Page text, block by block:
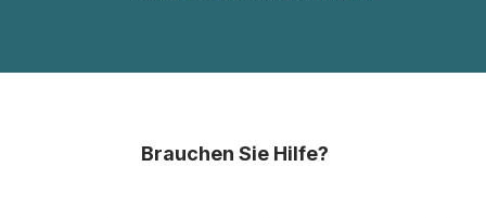
Brauchen Sie Hilfe?